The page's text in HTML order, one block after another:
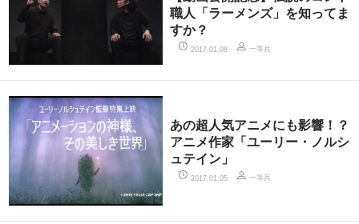
職人「ラーメンズ」を知ってま
すか？
2017.01.08 一等兵
あの超人気アニメにも影響！？
アニメ作家「ユーリー・ノルシ
ュテイン」
2017.01.05 一等兵